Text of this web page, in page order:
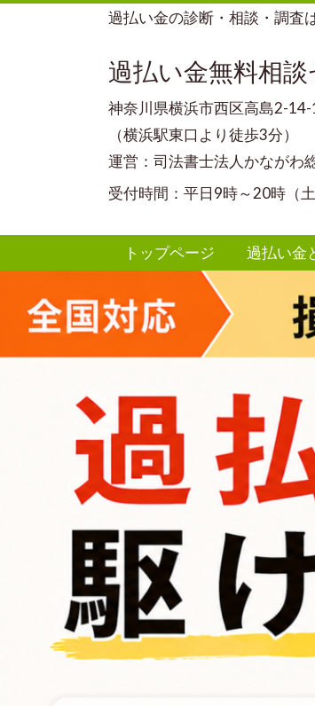
過払い金の診断・相談・調査
過払い金無料相
神奈川県横浜市西区高島2-
（横浜駅東口より徒歩3分）
運営：司法書士法人かながわ
受付時間：平日9時～20時（
トップページ 過払い金